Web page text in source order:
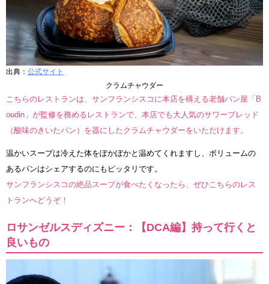
出典： 公式サイト
クラムチャウダー
こちらのレストランは、サンフランシスコに本店を構える老舗パン屋「B
oudin」が監修を務めるレストランで、本店でも大人気のサワーブレッド
（酸味のきいたパン）を器にしたクラムチャウダーをいただけます。
温かいスープは冷えた体をぽかぽかと温めてくれますし、ボリュームの
あるパンはシェアするのにもピッタリです。
サンフランシスコの絶品スープが食べたくなったら、ぜひこちらのレス
トランへどうぞ！
ロサンゼルスディズニー：【DCA編】持って行くと
良いもの